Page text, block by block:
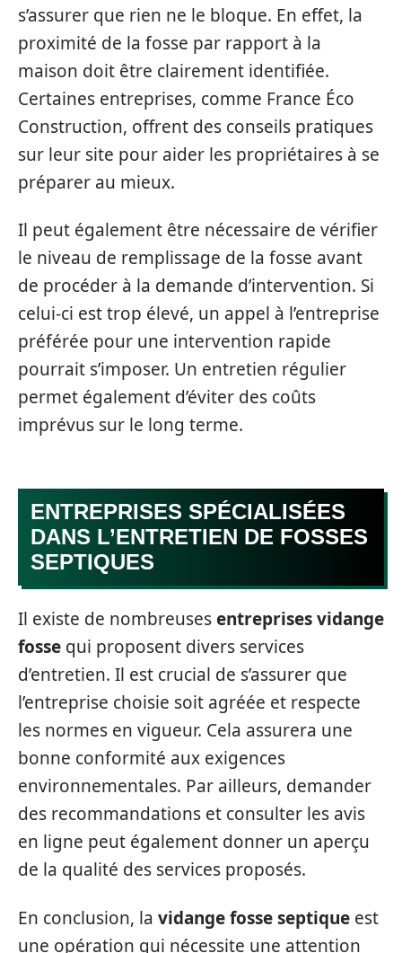
s’assurer que rien ne le bloque. En effet, la
proximité de la fosse par rapport à la
maison doit être clairement identifiée.
Certaines entreprises, comme France Éco
Construction, offrent des conseils pratiques
sur leur site pour aider les propriétaires à se
préparer au mieux.
Il peut également être nécessaire de vérifier
le niveau de remplissage de la fosse avant
de procéder à la demande d’intervention. Si
celui-ci est trop élevé, un appel à l’entreprise
préférée pour une intervention rapide
pourrait s’imposer. Un entretien régulier
permet également d’éviter des coûts
imprévus sur le long terme.
ENTREPRISES SPÉCIALISÉES
DANS L’ENTRETIEN DE FOSSES
SEPTIQUES
Il existe de nombreusesentreprises vidange
fosse qui proposent divers services
d’entretien. Il est crucial de s’assurer que
l’entreprise choisie soit agréée et respecte
les normes en vigueur. Cela assurera une
bonne conformité aux exigences
environnementales. Par ailleurs, demander
des recommandations et consulter les avis
en ligne peut également donner un aperçu
de la qualité des services proposés.
En conclusion, la vidange fosse septique est
une opération qui nécessite une attention